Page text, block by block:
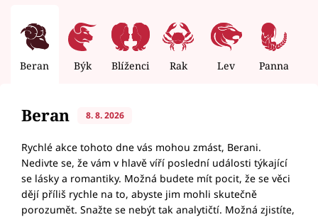
Beran Býk Blíženci Rak Lev Panna
Beran 8. 8. 2026
Rychlé akce tohoto dne vás mohou zmást, Berani.
Nedivte se, že vám v hlavě víří poslední události týkající
se lásky a romantiky. Možná budete mít pocit, že se věci
dějí příliš rychle na to, abyste jim mohli skutečně
porozumět. Snažte se nebýt tak analytičtí. Možná zjistíte,